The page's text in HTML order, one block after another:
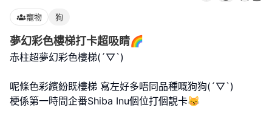
寵物 狗
夢幻彩色樓梯打卡超吸睛🌈
赤柱超夢幻彩色樓梯(´▽`)
呢條色彩繽紛既樓梯 寫左好多唔同品種嘅狗狗(´▽`)
梗係第一時間企番Shiba Inu個位打個靚卡😽